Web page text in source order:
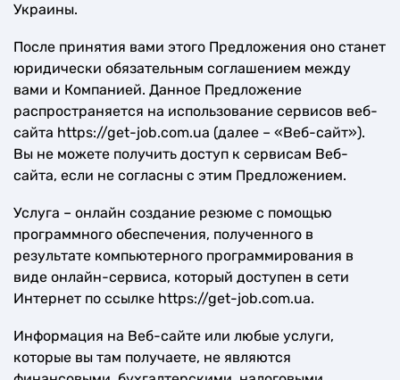
Украины.
После принятия вами этого Предложения оно станет
юридически обязательным соглашением между
вами и Компанией. Данное Предложение
распространяется на использование сервисов веб-
сайта https://get-job.com.ua (далее – «Веб-сайт»).
Вы не можете получить доступ к сервисам Веб-
сайта, если не согласны с этим Предложением.
Услуга – онлайн создание резюме с помощью
программного обеспечения, полученного в
результате компьютерного программирования в
виде онлайн-сервиса, который доступен в сети
Интернет по ссылке https://get-job.com.ua.
Информация на Веб-сайте или любые услуги,
которые вы там получаете, не являются